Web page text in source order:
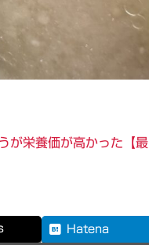
が栄養価が高かった【最
Hatena